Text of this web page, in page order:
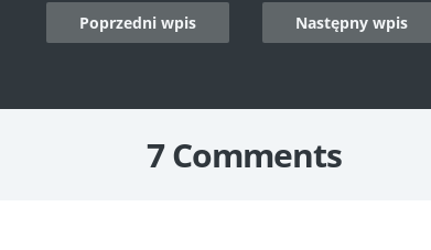
Poprzedni wpis Następny wpis
7 Comments